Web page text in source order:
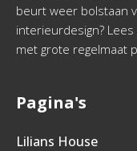
beurt weer bolstaan
interieurdesign?
met grote regelmaat
Pagina's
Lilians House